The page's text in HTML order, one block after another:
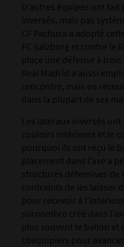
D’autres équipes ont
inversés, mais pas
CF Pachuca a adopté
FC Salzburg et contre le
place une défense à
Real Madrid a aussi
rencontre, mais eu
dans la plupart de ses
Les latéraux inversés
couloirs intérieurs et le
pourquoi ils ont reçu le
placement dans l’axe a
structures défensives de
contraints de les laisser
pour recevoir à
surnombre créé dans
plus souvent le ballon et
coéquipiers pour avancer.